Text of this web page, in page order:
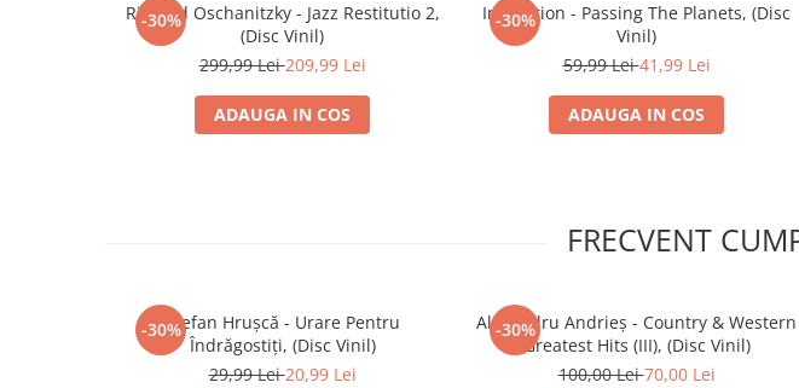
-30%
Richard Oschanitzky - Jazz Restitutio 2,
(Disc Vinil)
299,99 Lei209,99 Lei
ADAUGA IN COS
-30%
Intonation - Passing The Planets, (Disc
Vinil)
59,99 Lei41,99 Lei
ADAUGA IN COS
FRECVENT
-30%Ștefan Hrușcă - Urare Pentru
Îndrăgostiți, (Disc Vinil)
29,99 Lei20,99 Lei
-30%
Alexandru Andrieș - Country & Western
Greatest Hits (III), (Disc Vinil)
100,00 Lei70,00 Lei